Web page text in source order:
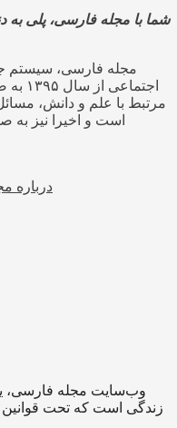
شما با مجله فارسی، پلی به
مجله فارسی، سیستم
مرتبط با علم و دانش،
است و اخیرا نیز به
درباره
وب‌سایت مجله فارسی،
زندگی است که تحت قوانین